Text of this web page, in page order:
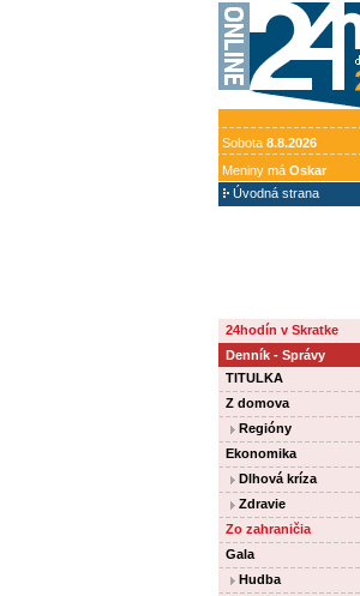
Sobota 8.8.2026
Meniny má Oskar
Úvodná strana
24hodín v Skratke
Denník - Správy
TITULKA
Z domova
Regióny
Ekonomika
Dlhová kríza
Zdravie
Zo zahraničia
Gala
Hudba